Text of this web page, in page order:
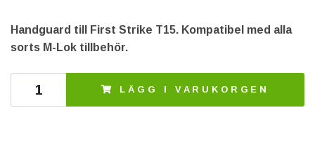
Handguard till First Strike T15. Kompatibel med alla
sorts M-Lok tillbehör.
LÄGG I VARUKORGEN